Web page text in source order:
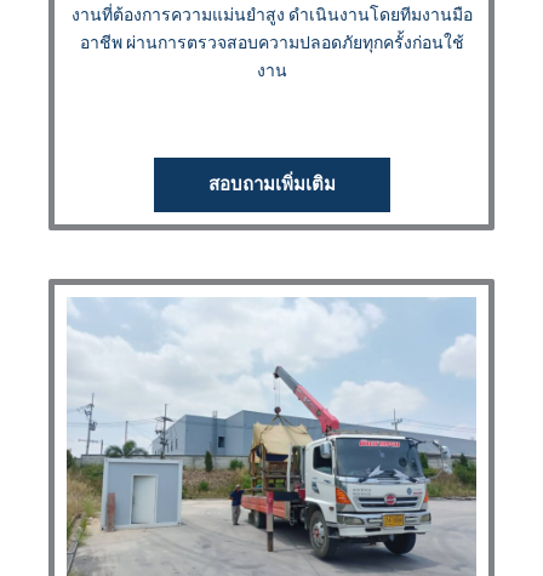
งานที่ต้องการความแม่นยำสูง ดำเนินงานโดยทีมงานมือ
อาชีพ ผ่านการตรวจสอบความปลอดภัยทุกครั้งก่อนใช้
งาน
สอบถามเพิ่มเติม